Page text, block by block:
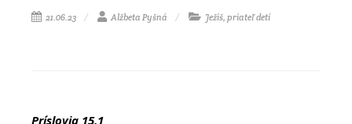
21.06.23 Alžbeta Pyšná Ježiš, priateľ detí
Príslovia 15,1